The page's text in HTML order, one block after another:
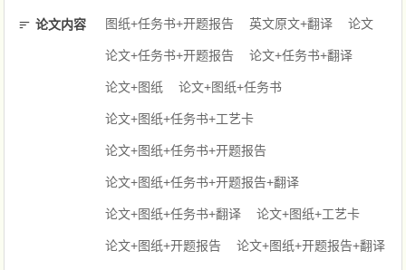
论文内容 图纸+任务书+开题报告 英文原文+翻译 论文
论文+任务书+开题报告 论文+任务书+翻译
论文+图纸 论文+图纸+任务书
论文+图纸+任务书+工艺卡
论文+图纸+任务书+开题报告
论文+图纸+任务书+开题报告+翻译
论文+图纸+任务书+翻译 论文+图纸+工艺卡
论文+图纸+开题报告 论文+图纸+开题报告+翻译